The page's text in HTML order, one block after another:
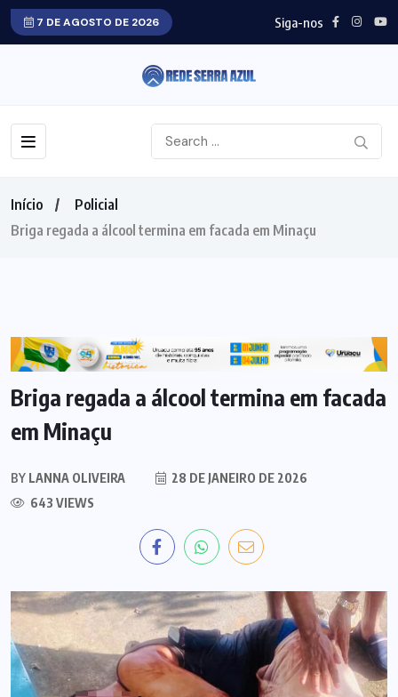
7 DE AGOSTO DE 2026 Siga-nos
Início
Policial
Briga regada a álcool termina em facada em Minaçu
POLICIAL
Briga regada a álcool termina em facada
em Minaçu
BY LANNA OLIVEIRA
28 DE JANEIRO DE 2026
643 VIEWS